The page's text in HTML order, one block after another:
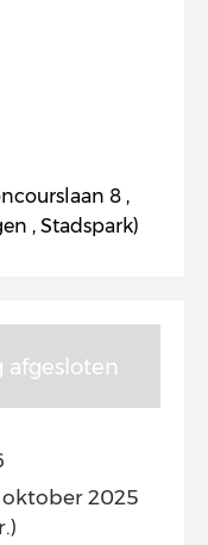
8 ,
, Stadspark)
afgesloten
oktober 2025